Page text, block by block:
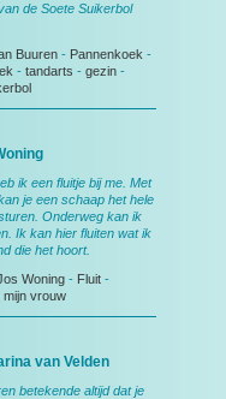
de Soete Suikerbol
Buuren - Pannenkoek -
- tandarts - gezin -
ik een fluitje bij me. Met
je een schaap het hele
Onderweg kan ik
Ik kan hier fluiten wat ik
die het hoort.
Woning - Fluit -
mijn vrouw
van Velden
betekende altijd dat je